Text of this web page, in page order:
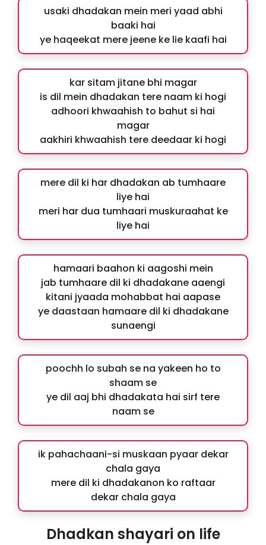
usaki dhadakan mein meri yaad abhi
baaki hai
ye haqeekat mere jeene ke lie kaafi hai
kar sitam jitane bhi magar
is dil mein dhadakan tere naam ki hogi
adhoori khwaahish to bahut si hai
magar
aakhiri khwaahish tere deedaar ki hogi
mere dil ki har dhadakan ab tumhaare
liye hai
meri har dua tumhaari muskuraahat ke
liye hai
hamaari baahon ki aagoshi mein
jab tumhaare dil ki dhadakane aaengi
kitani jyaada mohabbat hai aapase
ye daastaan hamaare dil ki dhadakane
sunaengi
poochh lo subah se na yakeen ho to
shaam se
ye dil aaj bhi dhadakata hai sirf tere
naam se
ik pahachaani-si muskaan pyaar dekar
chala gaya
mere dil ki dhadakanon ko raftaar
dekar chala gaya
Dhadkan shayari on life